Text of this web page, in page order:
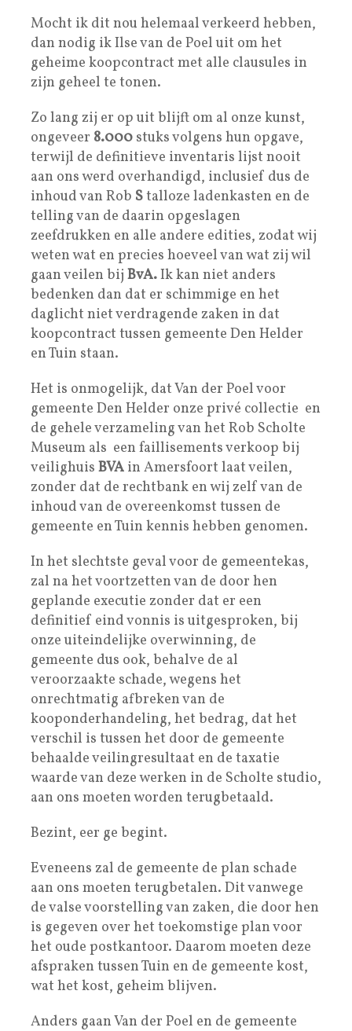
Mocht ik dit nou helemaal verkeerd hebben,
dan nodig ik Ilse van de Poel uit om het
geheime koopcontract met alle clausules in
zijn geheel te tonen.
Zo lang zij er op uit blijft om al onze kunst,
ongeveer 8.000 stuks volgens hun opgave,
terwijl de definitieve inventaris lijst nooit
aan ons werd overhandigd, inclusief dus de
inhoud van Rob Stalloze ladenkasten en de
telling van de daarin opgeslagen
zeefdrukken en alle andere edities, zodat wij
weten wat en precies hoeveel van wat zij wil
gaan veilen bij BvA.Ik kan niet anders
bedenken dan dat er schimmige en het
daglicht niet verdragende zaken in dat
koopcontract tussen gemeente Den Helder
en Tuin staan.
Het is onmogelijk, dat Van der Poel voor
gemeente Den Helder onze privé collectie en
de gehele verzameling van het Rob Scholte
Museum als een faillisements verkoop bij
veilighuis BVA in Amersfoort laat veilen,
zonder dat de rechtbank en wij zelf van de
inhoud van de overeenkomst tussen de
gemeente en Tuin kennis hebben genomen.
In het slechtste geval voor de gemeentekas,
zal na het voortzetten van de door hen
geplande executie zonder dat er een
definitief eind vonnis is uitgesproken, bij
onze uiteindelijke overwinning, de
gemeente dus ook, behalve de al
veroorzaakte schade, wegens het
onrechtmatig afbreken van de
kooponderhandeling, het bedrag, dat het
verschil is tussen het door de gemeente
behaalde veilingresultaat en de taxatie
waarde van deze werken in de Scholte studio,
aan ons moeten worden terugbetaald.
Bezint, eer ge begint.
Eveneens zal de gemeente de plan schade
aan ons moeten terugbetalen. Dit vanwege
de valse voorstelling van zaken, die door hen
is gegeven over het toekomstige plan voor
het oude postkantoor. Daarom moeten deze
afspraken tussen Tuin en de gemeente kost,
wat het kost, geheim blijven.
Anders gaan Van der Poel en de gemeente